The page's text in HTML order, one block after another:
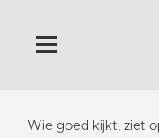
Home
Wie goed kijkt, ziet